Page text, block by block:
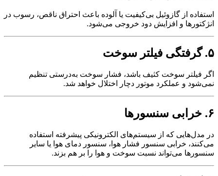
استفاده از گازوئیل بی‌کیفیت یا آلوده باعث احتراق ناقص، رسوب در
انژکتورها و افزایش دود خروجی می‌شود.
۵. گرفتگی فیلتر سوخت
اگر فیلتر سوخت کثیف باشد، فشار سوخت به‌درستی تنظیم
نمی‌شود و عملکرد موتور دچار اختلال خواهد شد.
۶. خرابی سنسورها
در مدل‌هایی که از سیستم‌های الکترونیکی پیشرفته استفاده
می‌کنند، خرابی سنسور فشار هوا، سنسور دمای هوا یا سایر
سنسورها می‌تواند نسبت سوخت و هوا را بر هم بزند.